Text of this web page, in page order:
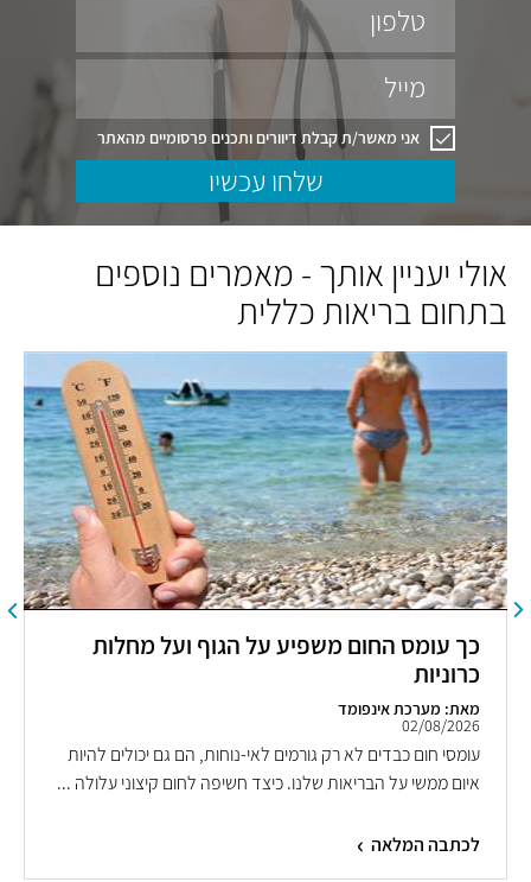
טלפון
מייל
אני מאשר/ת קבלת דיוורים ותכנים פרסומיים מהאתר
שלחו עכשיו
אולי יעניין אותך - מאמרים נוספים
בתחום בריאות כללית
כך עומס החום משפיע על הגוף ועל מחלות
כרוניות
מאת: מערכת אינפומד
02/08/2026
עומסי חום כבדים לא רק גורמים לאי-נוחות, הם גם יכולים להיות
איום ממשי על הבריאות שלנו. כיצד חשיפה לחום קיצוני עלולה ...
לכתבה המלאה